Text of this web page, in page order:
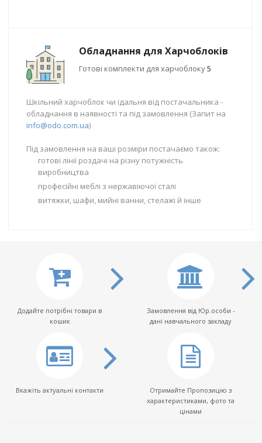
Обладнання для Харчоблоків
Готові комплекти для харчоблоку5
Шкільний харчоблок чи їдальня від постачальника -
обладнання в наявності та під замовлення (Запит на
info@odo.com.ua)
Під замовлення на ваші розміри постачаємо також:
готові лінії роздачі на різну потужність
виробництва
професійні меблі з нержавіючої сталі
витяжки, шафи, мийні ванни, стелажі й інше
Додайте потрібні товари в
кошик
Замовлення від Юр.особи -
дані навчального закладу
Вкажіть актуальні контакти
Отримайте Пропозицію з
характеристиками, фото та
цінами